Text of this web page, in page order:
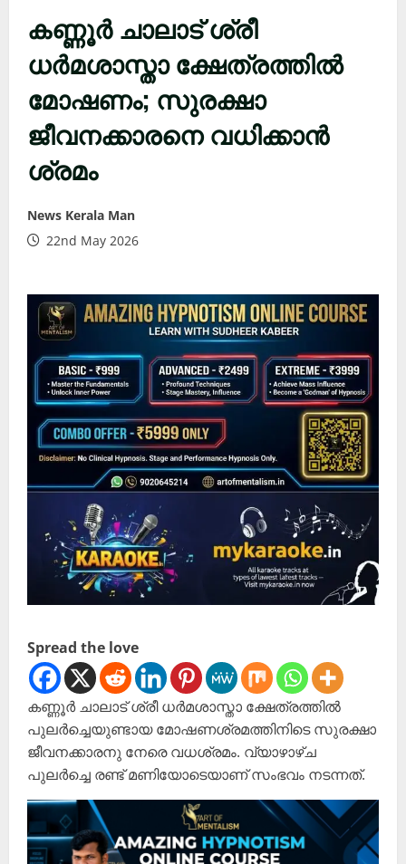
കണ്ണൂർ ചാലാട് ശ്രീ
ധർമശാസ്താ ക്ഷേത്രത്തിൽ
മോഷണം; സുരക്ഷാ
ജീവനക്കാരനെ വധിക്കാൻ
ശ്രമം
News Kerala Man
22nd May 2026
Spread the love
കണ്ണൂർ ചാലാട് ശ്രീ ധർമശാസ്താ ക്ഷേത്രത്തിൽ
പുലർച്ചെയുണ്ടായ മോഷണശ്രമത്തിനിടെ സുരക്ഷാ
ജീവനക്കാരനു നേരെ വധശ്രമം. വ്യാഴാഴ്ച
പുലർച്ചെ രണ്ട് മണിയോടെയാണ് സംഭവം നടന്നത്.